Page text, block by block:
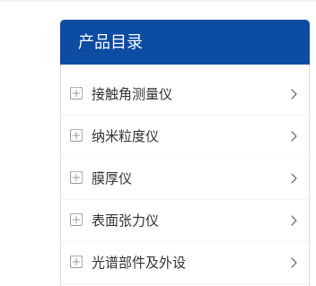
产品目录
接触角测量仪
纳米粒度仪
膜厚仪
表面张力仪
光谱部件及外设